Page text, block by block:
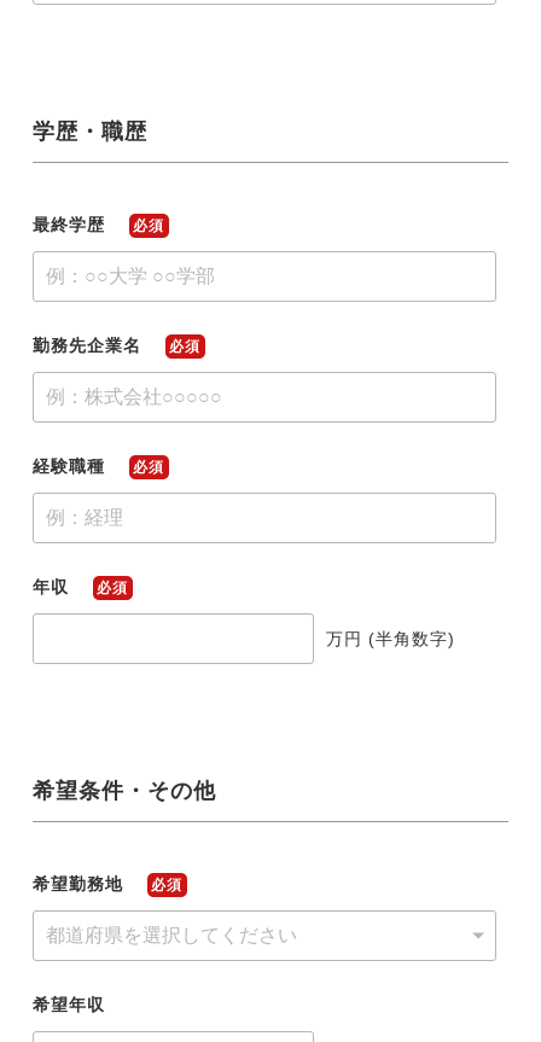
学歴・職歴
最終学歴 必須
勤務先企業名 必須
経験職種 必須
年収 必須
万円 (半角数字)
希望条件・その他
希望勤務地 必須
希望年収